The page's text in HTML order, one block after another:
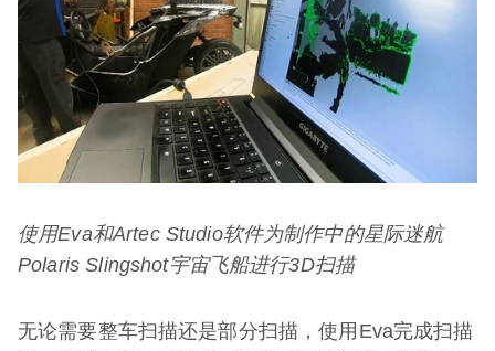
使用Eva和Artec Studio软件为制作中的星际迷航
Polaris Slingshot宇宙飞船进行3D扫描
无论需要整车扫描还是部分扫描，使用Eva完成扫描